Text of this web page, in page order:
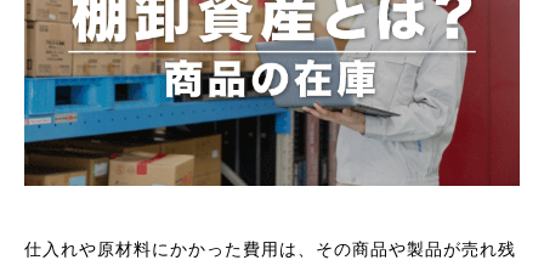
仕入れや原材料にかかった費用は、その商品や製品が売れ残